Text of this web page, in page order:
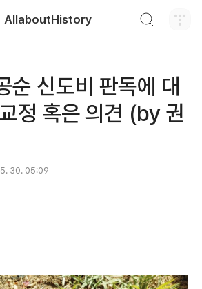
AllaboutHistory
순 신도비 판독에 대
정 혹은 의견 (by 권
30. 05:09